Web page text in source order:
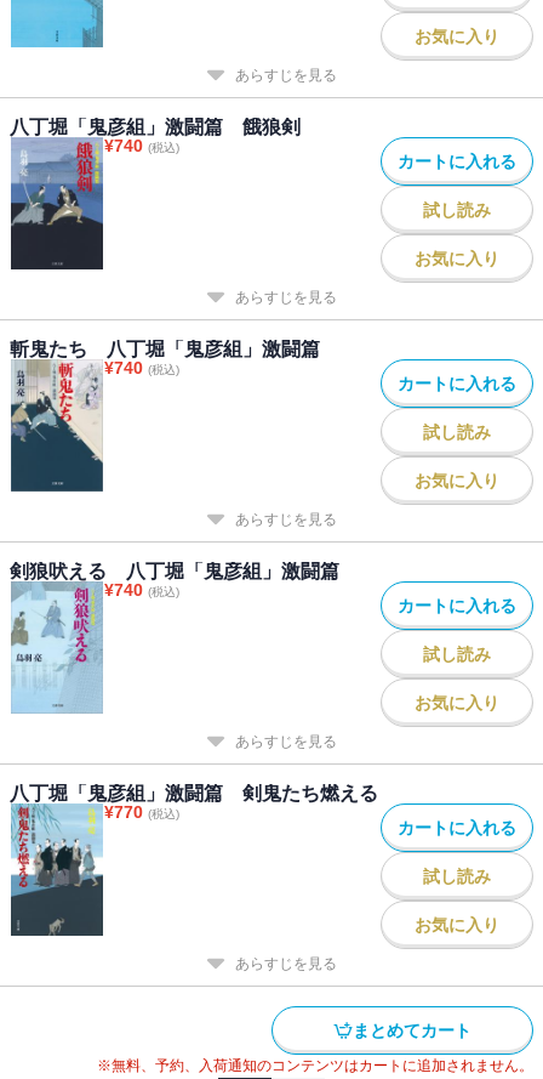
お気に入り
あらすじを見る
八丁堀「鬼彦組」激闘篇 餓狼剣
¥740 (税込)
カートに入れる
試し読み
お気に入り
あらすじを見る
斬鬼たち 八丁堀「鬼彦組」激闘篇
¥740 (税込)
カートに入れる
試し読み
お気に入り
あらすじを見る
剣狼吠える 八丁堀「鬼彦組」激闘篇
¥740 (税込)
カートに入れる
試し読み
お気に入り
あらすじを見る
八丁堀「鬼彦組」激闘篇 剣鬼たち燃える
¥770 (税込)
カートに入れる
試し読み
お気に入り
あらすじを見る
まとめてカート
※無料、予約、入荷通知のコンテンツはカートに追加されません。